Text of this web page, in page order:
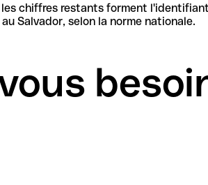
l'identifiant national du compte. Ils contiennent les
Salvador, selon la norme nationale.